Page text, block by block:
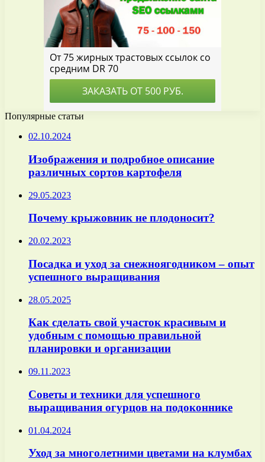
Популярные статьи
02.10.2024
Изображения и подробное описание
различных сортов картофеля
29.05.2023
Почему крыжовник не плодоносит?
20.02.2023
Посадка и уход за снежноягодником – опыт
успешного выращивания
28.05.2025
Как сделать свой участок красивым и
удобным с помощью правильной
планировки и организации
09.11.2023
Советы и техники для успешного
выращивания огурцов на подоконнике
01.04.2024
Уход за многолетними цветами на клумбах